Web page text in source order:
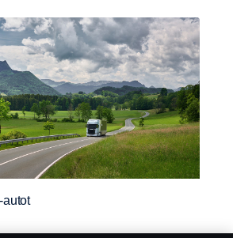
autot